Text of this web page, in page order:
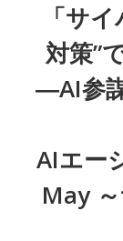
「サ
対策”
―AI参
AIエー
May